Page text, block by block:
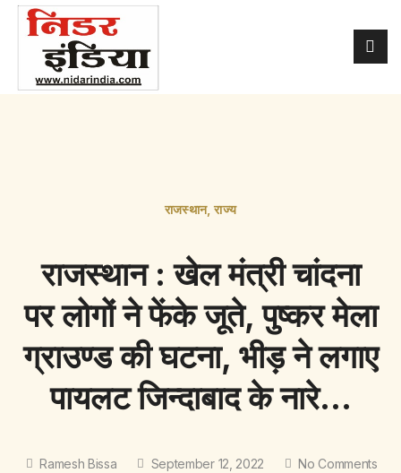
राजस्थान,राज्य
राजस्थान : खेल मंत्री चांदना
पर लोगों ने फेंके जूते, पुष्कर मेला
ग्राउण्ड की घटना, भीड़ ने लगाए
पायलट जिन्दाबाद के नारे…
Ramesh Bissa September 12, 2022 No Comments